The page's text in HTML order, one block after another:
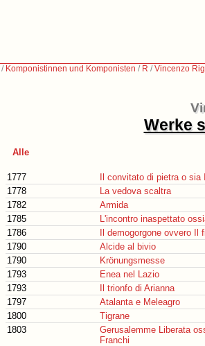
/ Komponistinnen und Komponisten / R /Vincenzo
Werke
Alle
1777
Il convitato di pietra o
1778
La vedova scaltra
1782
Armida
1785
L'incontro inaspettato
1786
Il demogorgone ovvero Il
1790
Alcide al bivio
1790
Krönungsmesse
1793
Enea nel Lazio
1793
Il trionfo di Arianna
1797
Atalanta e Meleagro
1800
Tigrane
1803
Gerusalemme Liberata
Franchi